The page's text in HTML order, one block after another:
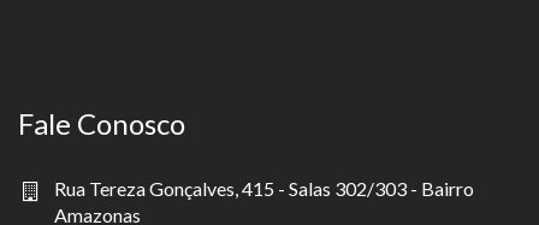
Fale Conosco
Rua Tereza Gonçalves, 415 - Salas 302/303 - Bairro
Amazonas